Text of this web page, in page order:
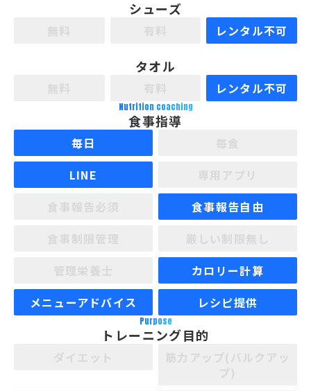
シューズ
レンタル不可
タオル
レンタル不可
Nutrition coaching
食事指導
毎日
LINE
食事報告自由
カロリー計算
メニューアドバイス
レシピ提供
Purpose
トレーニング目的